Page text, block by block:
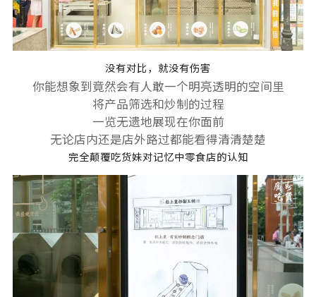
没有对比，就没有伤害
你能想象到竟然会有人敢一个明亮透明的空间里
将产品筛选和炒制的过程
一览无遗地展现在你面前
无论店内还是店外路过都能看得清清楚楚
完全颠覆吃货妹对记忆中零食店的认知